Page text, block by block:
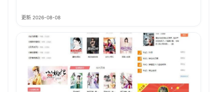
更新 2026-08-08